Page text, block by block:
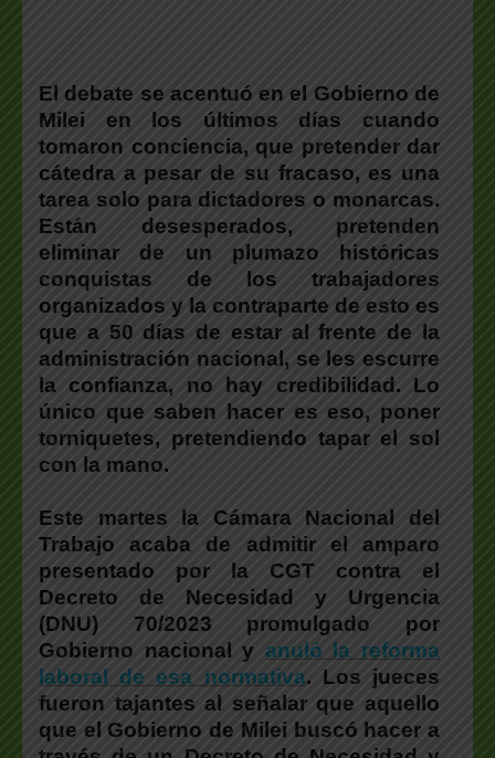
El debate se acentuó en el Gobierno de
Milei en los últimos días cuando
tomaron conciencia, que pretender dar
cátedra a pesar de su fracaso, es una
tarea solo para dictadores o monarcas.
Están desesperados, pretenden
eliminar de un plumazo históricas
conquistas de los trabajadores
organizados y la contraparte de esto es
que a 50 días de estar al frente de la
administración nacional, se les escurre
la confianza, no hay credibilidad . Lo
único que saben hacer es eso, poner
torniquetes, pretendiendo tapar el sol
con la mano.
Este martes la Cámara Nacional del
Trabajo acaba de admitir el amparo
presentado por la CGT contra el
Decreto de Necesidad y Urgencia
(DNU) 70/2023 promulgado por
Gobierno nacional y anuló la reforma
laboral de esa normativa. Los jueces
fueron tajantes al señalar que aquello
que el Gobierno de Milei buscó hacer a